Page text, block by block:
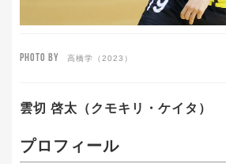
PHOTO BY 高橋学（2023）
雲切 啓太（クモキリ・ケイタ）
プロフィール